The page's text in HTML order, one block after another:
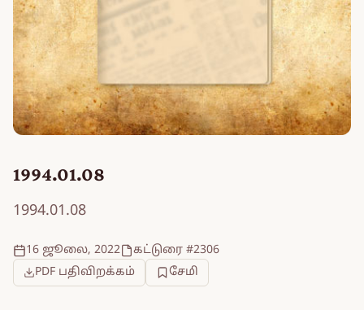
1994.01.08
1994.01.08
16 ஜூலை, 2022
கட்டுரை #2306
PDF பதிவிறக்கம்
சேமி